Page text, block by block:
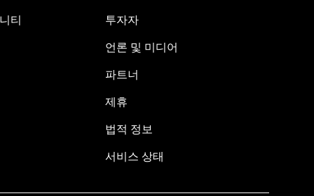
티
투자자
언론 및 미디어
파트너
제휴
법적 정보
서비스 상태